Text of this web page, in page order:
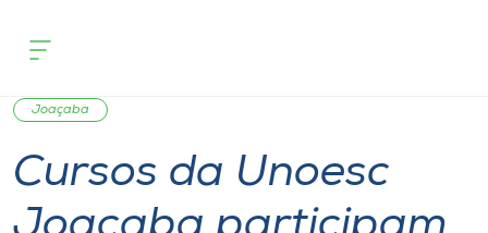
Cursos
Onde estamos
Pesquisa
Joaçaba
Cursos da Unoesc